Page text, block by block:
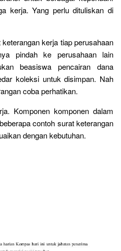
kerja. Yang perlu dituliskan di
kerja tiap perusahaan
pindah ke perusahaan lain
beasiswa pencairan dana
koleksi untuk disimpan. Nah
coba perhatikan.
Komponen komponen dalam
contoh surat keterangan
dengan kebutuhan.